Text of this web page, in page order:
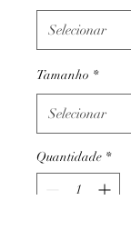
Tamanho *
Quantidade *